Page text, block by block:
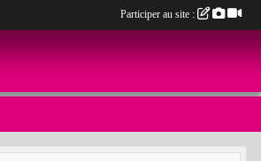
Participer au site :